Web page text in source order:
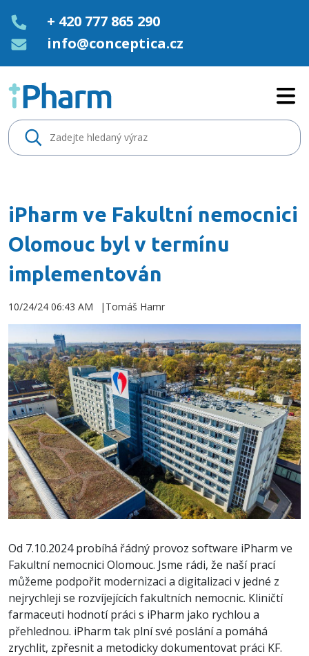
+ 420 777 865 290
info@conceptica.cz
iPharm ve Fakultní nemocnici
Olomouc byl v termínu
implementován
10/24/24 06:43 AM Tomáš Hamr
Od 7.10.2024 probíhá řádný provoz software iPharm ve
Fakultní nemocnici Olomouc. Jsme rádi, že naší prací
můžeme podpořit modernizaci a digitalizaci v jedné z
nejrychleji se rozvíjejících fakultních nemocnic. Kliničtí
farmaceuti hodnotí práci s iPharm jako rychlou a
přehlednou. iPharm tak plní své poslání a pomáhá
zrychlit, zpřesnit a metodicky dokumentovat práci KF.